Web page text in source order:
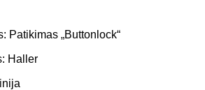
Patikimas „Buttonlock“
Haller